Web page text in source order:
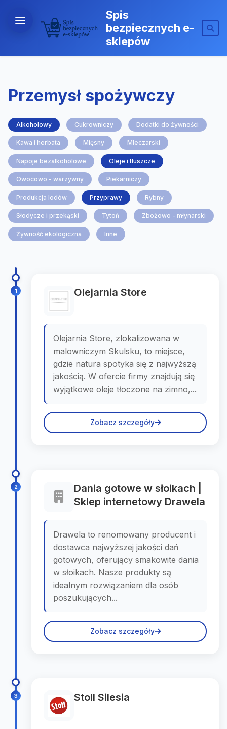
Spis
bezpiecznych e-
sklepów
Przemysł spożywczy
Alkoholowy Cukrowniczy Dodatki do żywności
Kawa i herbata Mięsny Mleczarski
Napoje bezalkoholowe Oleje i tłuszcze
Owocowo - warzywny Piekarniczy
Produkcja lodów Przyprawy Rybny
Słodycze i przekąski Tytoń Zbożowo - młynarski
Żywność ekologiczna Inne
1 Olejarnia Store
Olejarnia Store, zlokalizowana w
malowniczym Skulsku, to miejsce,
gdzie natura spotyka się z najwyższą
jakością. W ofercie firmy znajdują się
wyjątkowe oleje tłoczone na zimno,...
Zobacz szczegóły
2
Dania gotowe w słoikach |
Sklep internetowy Drawela
Drawela to renomowany producent i
dostawca najwyższej jakości dań
gotowych, oferujący smakowite dania
w słoikach. Nasze produkty są
idealnym rozwiązaniem dla osób
poszukujących...
Zobacz szczegóły
3 Stoll Silesia